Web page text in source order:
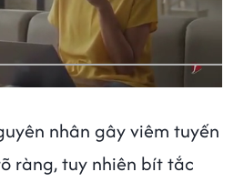
nhân gây viêm tuyến
ràng, tuy nhiên bít tắc